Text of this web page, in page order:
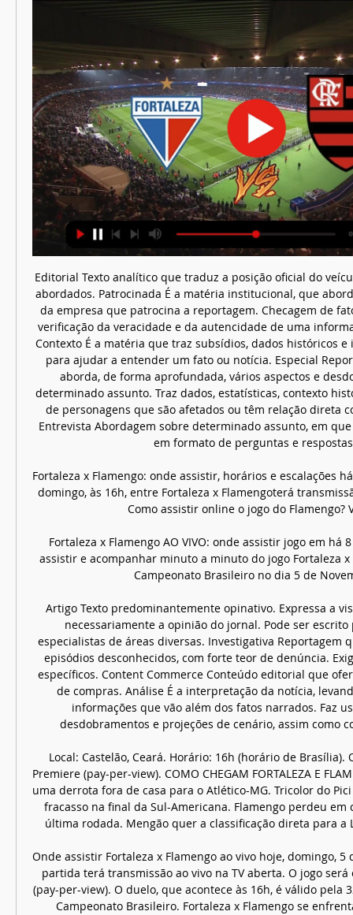
Editorial Texto analítico que traduz a posição oficial do
abordados. Patrocinada É a matéria institucional, que
da empresa que patrocina a reportagem. Checagem de
verificação da veracidade e da autencidade de uma
Contexto É a matéria que traz subsídios, dados históricos
para ajudar a entender um fato ou notícia. Especial
aborda, de forma aprofundada, vários aspectos e
determinado assunto. Traz dados, estatísticas, contexto
de personagens que são afetados ou têm relação direta
Entrevista Abordagem sobre determinado assunto, em
em formato de perguntas e
Fortaleza x Flamengo: onde assistir, horários e escalações
domingo, às 16h, entre Fortaleza x Flamengoterá
Como assistir online o jogo do Flamengo?
Fortaleza x Flamengo AO VIVO: onde assistir jogo em há
assistir e acompanhar minuto a minuto do jogo Fortaleza x
Campeonato Brasileiro no dia 5 de
Artigo Texto predominantemente opinativo. Expressa a
necessariamente a opinião do jornal. Pode ser
especialistas de áreas diversas. Investigativa Reportagem
episódios desconhecidos, com forte teor de denúncia.
específicos. Content Commerce Conteúdo editorial que
de compras. Análise É a interpretação da notícia,
informações que vão além dos fatos narrados. Faz
desdobramentos e projeções de cenário, assim como
Local: Castelão, Ceará. Horário: 16h (horário de Brasília).
Premiere (pay-per-view). COMO CHEGAM FORTALEZA E
uma derrota fora de casa para o Atlético-MG. Tricolor do
fracasso na final da Sul-Americana. Flamengo perdeu em
última rodada. Mengão quer a classificação direta para
Onde assistir Fortaleza x Flamengo ao vivo hoje, domingo, 5
partida terá transmissão ao vivo na TV aberta. O jogo
(pay-per-view). O duelo, que acontece às 16h, é válido pela
Campeonato Brasileiro. Fortaleza x Flamengo se